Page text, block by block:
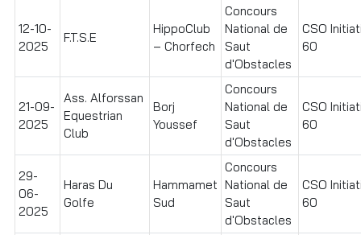
12-10-
2025
F.T.S.E
HippoClub
– Chorfech
Concours
National de
Saut
d'Obstacles
CSO
60
21-09-
2025
Ass. Alforssan
Equestrian
Club
Borj
Youssef
Concours
National de
Saut
d'Obstacles
CSO
60
29-
06-
2025
Haras Du
Golfe
Hammamet
Sud
Concours
National de
Saut
d'Obstacles
CSO
60